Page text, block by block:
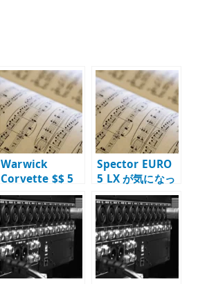
Warwick
Corvette $$ 5
弦に惹かれた理
由 – Double
Buck と 24 フレ
ットを見る
Spector EURO
5 LX が気になっ
た理由 – NS ボデ
ィ、35 インチ、
EMG を見る